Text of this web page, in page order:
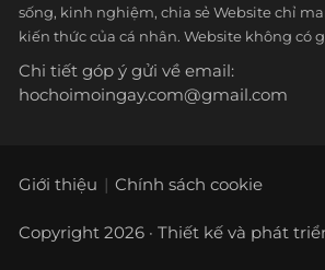
sống, kinh nghiệm, chia sẻ Website chỉ
kiến thức của cá nhân. Website không có
Chi tiết góp ý gửi về email:
hochoimoingay.com@gmail.com
Giới thiệu Chính sách cookie
Copyright 2026 · Thiết kế và phát